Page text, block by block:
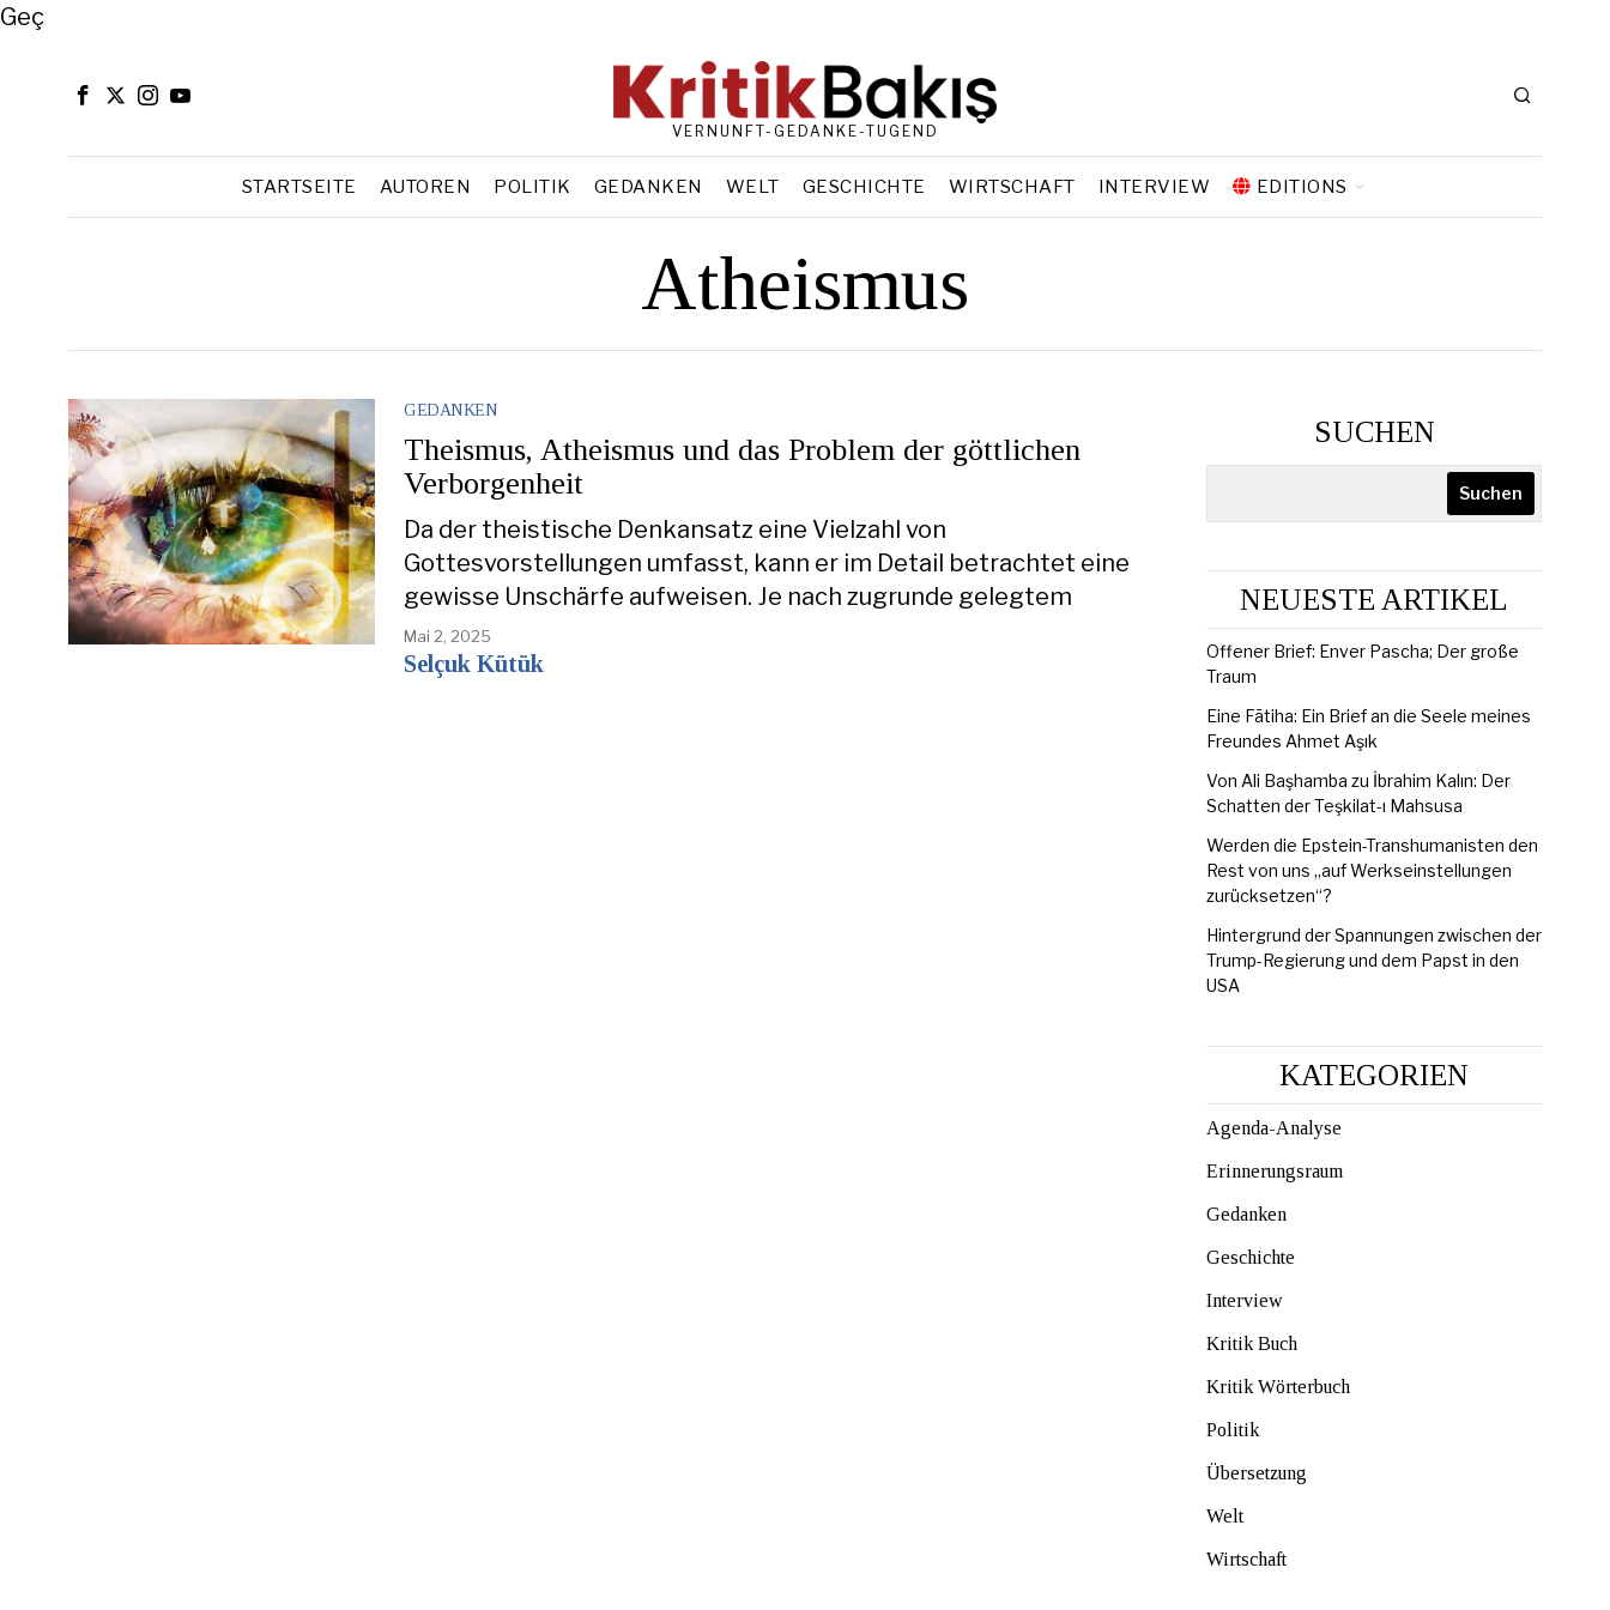
Close
Geç
VERNUNFT-GEDANKE-TUGEND
STARTSEITE AUTOREN POLITIK GEDANKEN WELT GESCHICHTE WIRTSCHAFT INTERVIEW EDITIONS
Atheismus
GEDANKEN
Theismus, Atheismus und das Problem der göttlichen
Verborgenheit
Da der theistische Denkansatz eine Vielzahl von
Gottesvorstellungen umfasst, kann er im Detail betrachtet eine
gewisse Unschärfe aufweisen. Je nach zugrunde gelegtem
Mai 2, 2025
Selçuk Kütük
SUCHEN
Suchen
NEUESTE ARTIKEL
Offener Brief: Enver Pascha; Der große
Traum
Eine Fātiha: Ein Brief an die Seele meines
Freundes Ahmet Aşık
Von Ali Başhamba zu İbrahim Kalın: Der
Schatten der Teşkilat-ı Mahsusa
Werden die Epstein-Transhumanisten den
Rest von uns „auf Werkseinstellungen
zurücksetzen“?
Hintergrund der Spannungen zwischen der
Trump-Regierung und dem Papst in den
USA
KATEGORIEN
Agenda-Analyse
Erinnerungsraum
Gedanken
Geschichte
Interview
Kritik Buch
Kritik Wörterbuch
Politik
Übersetzung
Welt
Wirtschaft